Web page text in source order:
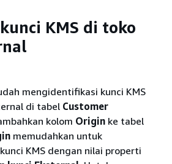
KMS di toko
mengidentifikasi kunci KMS
di tabel Customer
kolom Originke tabel
memudahkan untuk
KMS dengan nilai properti